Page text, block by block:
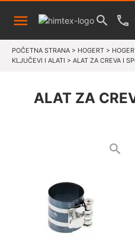
POČETNA STRANA > HOGERT >
KLJUČEVI I ALATI > ALAT ZA CREVA I
ALAT ZA